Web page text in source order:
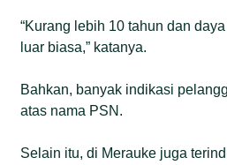
“Kurang lebih 10 tahun dan
luar biasa,” katanya.
Bahkan, banyak indikasi
atas nama PSN.
Selain itu, di Merauke juga